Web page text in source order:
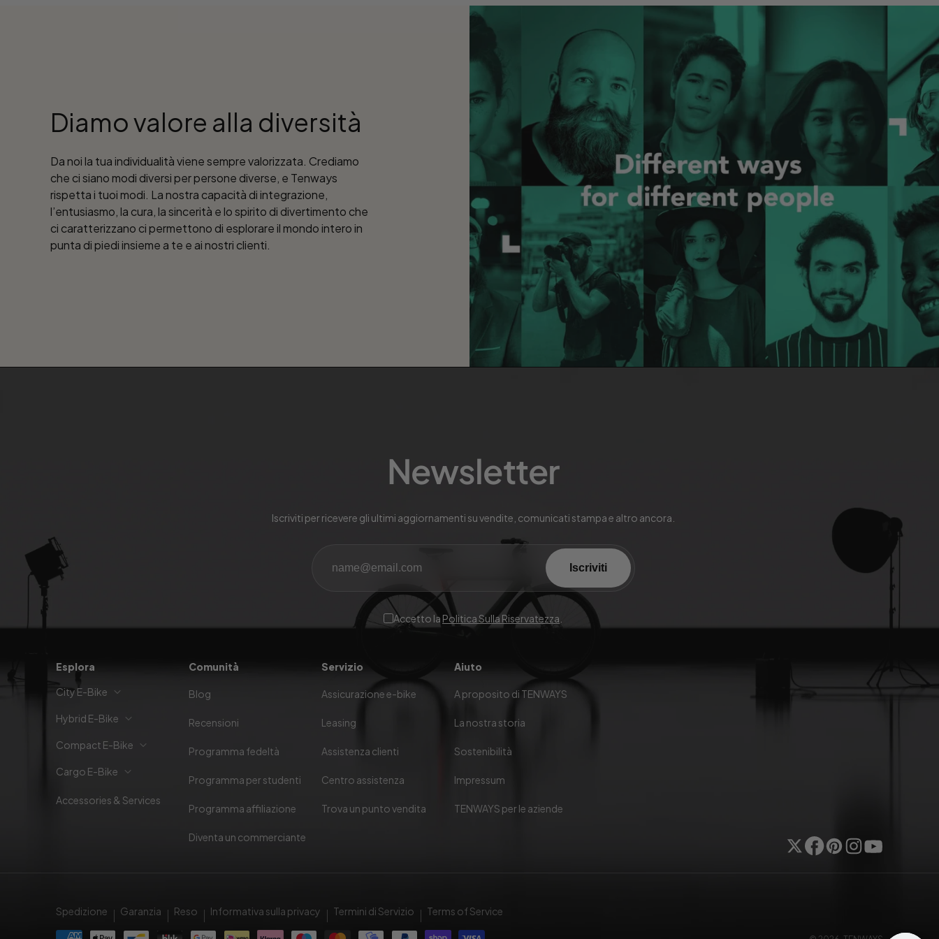
Diamo valore alla diversità
Da noi la tua individualità viene sempre valorizzata. Crediamo
che ci siano modi diversi per persone diverse, e Tenways
rispetta i tuoi modi. La nostra capacità di integrazione,
l’entusiasmo, la cura, la sincerità e lo spirito di divertimento che
ci caratterizzano ci permettono di esplorare il mondo intero in
punta di piedi insieme a te e ai nostri clienti.
Newsletter
Iscriviti per ricevere gli ultimi aggiornamenti su vendite, comunicati stampa e altro ancora.
Iscriviti
Accetto la Politica Sulla Riservatezza
Esplora
City E-Bike
Hybrid E-Bike
Compact E-Bike
Cargo E-Bike
Accessories & Services
Comunità
Blog
Recensioni
Programma fedeltà
Programma per studenti
Programma affiliazione
Diventa un commerciante
Servizio
Assicurazione e-bike
Leasing
Assistenza clienti
Centro assistenza
Trova un punto vendita
Aiuto
A proposito di TENWAYS
La nostra storia
Sostenibilità
Impressum
TENWAYS per le aziende
TwitterFacebook
PinterestInstagram
YouTube
Spedizione Garanzia Reso Informativa sulla privacy Termini di Servizio Terms of Service
Modalità